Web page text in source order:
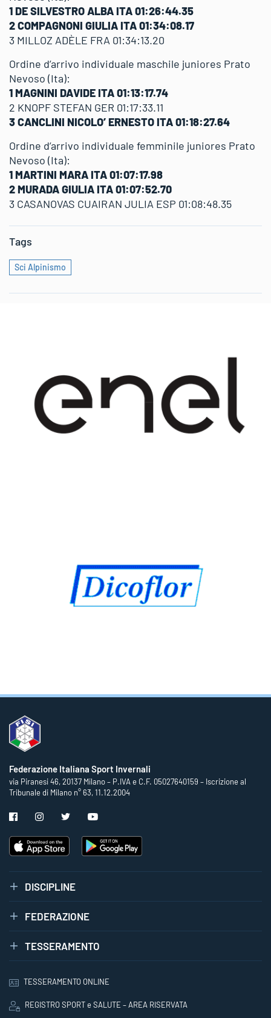
1 DE SILVESTRO ALBA ITA 01:26:44.35
2 COMPAGNONI GIULIA ITA 01:34:08.17
3 MILLOZ ADÈLE FRA 01:34:13.20
Ordine d’arrivo individuale maschile juniores Prato
Nevoso (Ita):
1 MAGNINI DAVIDE ITA 01:13:17.74
2 KNOPF STEFAN GER 01:17:33.11
3 CANCLINI NICOLO’ ERNESTO ITA 01:18:27.64
Ordine d’arrivo individuale femminile juniores Prato
Nevoso (Ita):
1 MARTINI MARA ITA 01:07:17.98
2 MURADA GIULIA ITA 01:07:52.70
3 CASANOVAS CUAIRAN JULIA ESP 01:08:48.35
Tags
Sci Alpinismo
Federazione Italiana Sport Invernali
via Piranesi 46, 20137 Milano – P.IVA e C.F. 05027640159 – Iscrizione al
Tribunale di Milano n° 63, 11.12.2004
DISCIPLINE
FEDERAZIONE
TESSERAMENTO
TESSERAMENTO ONLINE
REGISTRO SPORT e SALUTE – AREA RISERVATA